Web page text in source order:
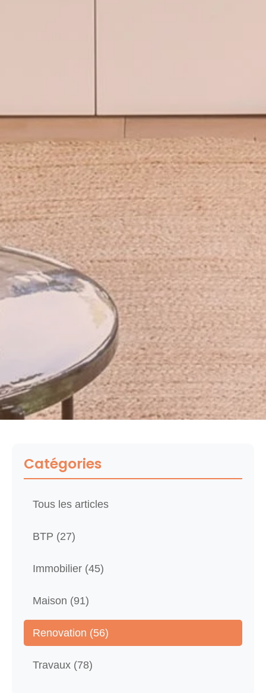
Catégories
Tous les articles
BTP (27)
Immobilier (45)
Maison (91)
Renovation (56)
Travaux (78)